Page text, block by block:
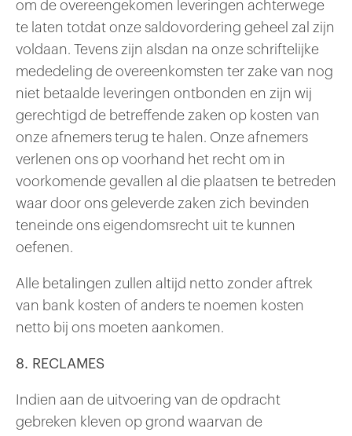
om de overeengekomen leveringen achterwege
te laten totdat onze saldovordering geheel zal zijn
voldaan. Tevens zijn alsdan na onze schriftelijke
mededeling de overeenkomsten ter zake van nog
niet betaalde leveringen ontbonden en zijn wij
gerechtigd de betreffende zaken op kosten van
onze afnemers terug te halen. Onze afnemers
verlenen ons op voorhand het recht om in
voorkomende gevallen al die plaatsen te betreden
waar door ons geleverde zaken zich bevinden
teneinde ons eigendomsrecht uit te kunnen
oefenen.
Alle betalingen zullen altijd netto zonder aftrek
van bank kosten of anders te noemen kosten
netto bij ons moeten aankomen.
8. RECLAMES
Indien aan de uitvoering van de opdracht
gebreken kleven op grond waarvan de